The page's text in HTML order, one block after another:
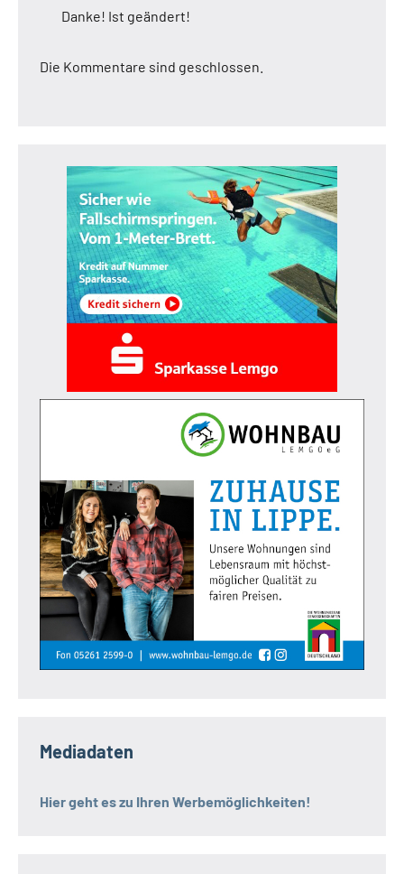
Danke! Ist geändert!
Die Kommentare sind geschlossen.
Mediadaten
Hier geht es zu Ihren Werbemöglichkeiten!